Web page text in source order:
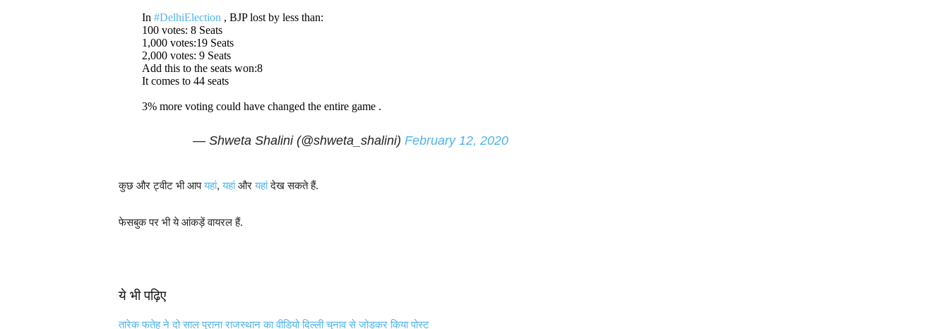
In #DelhiElection , BJP lost by less than:
100 votes: 8 Seats
1,000 votes:19 Seats
2,000 votes: 9 Seats
Add this to the seats won:8
It comes to 44 seats
3% more voting could have changed the entire game .
— Shweta Shalini (@shweta_shalini) February 12, 2020
कुछ और ट्वीट भी आपयहां,यहांऔरयहांदेख सकते हैं.
फेसबुक पर भी ये आंकड़ें वायरल हैं.
ये भी पढ़िए
तारेक फतेह ने दो साल पुराना राजस्थान का वीडियो दिल्ली चुनाव से जोड़कर किया पोस्ट